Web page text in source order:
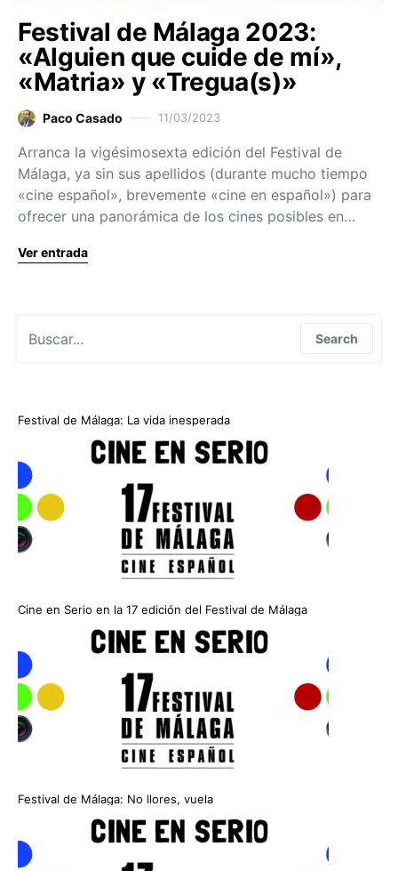
Festival de Málaga 2023:
«Alguien que cuide de mí»,
«Matria» y «Tregua(s)»
Paco Casado 11/03/2023
Arranca la vigésimosexta edición del Festival de
Málaga, ya sin sus apellidos (durante mucho tiempo
«cine español», brevemente «cine en español») para
ofrecer una panorámica de los cines posibles en…
Ver entrada
Search
Festival de Málaga: La vida inesperada
Cine en Serio en la 17 edición del Festival de Málaga
Festival de Málaga: No llores, vuela